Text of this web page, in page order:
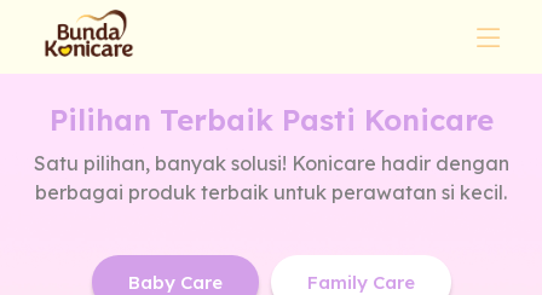
Pilihan Terbaik Pasti Konicare
Satu pilihan, banyak solusi! Konicare hadir dengan
berbagai produk terbaik untuk perawatan si kecil.
Baby Care Family Care